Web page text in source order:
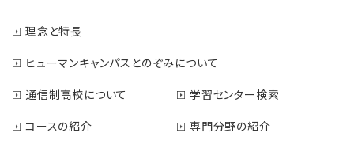
理念と特長
ヒューマンキャンパスとのぞみについて
通信制高校について
学習センター検索
コースの紹介
専門分野の紹介